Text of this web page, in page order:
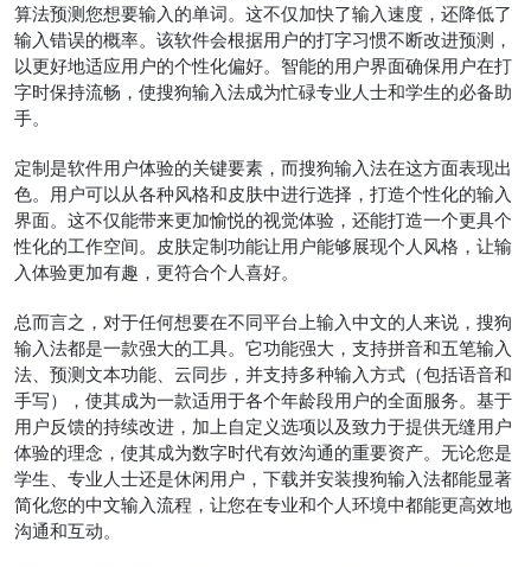
算法预测您想要输入的单词。这不仅加快了输入速度，还降低了
输入错误的概率。该软件会根据用户的打字习惯不断改进预测，
以更好地适应用户的个性化偏好。智能的用户界面确保用户在打
字时保持流畅，使搜狗输入法成为忙碌专业人士和学生的必备助
手。
定制是软件用户体验的关键要素，而搜狗输入法在这方面表现出
色。用户可以从各种风格和皮肤中进行选择，打造个性化的输入
界面。这不仅能带来更加愉悦的视觉体验，还能打造一个更具个
性化的工作空间。皮肤定制功能让用户能够展现个人风格，让输
入体验更加有趣，更符合个人喜好。
总而言之，对于任何想要在不同平台上输入中文的人来说，搜狗
输入法都是一款强大的工具。它功能强大，支持拼音和五笔输入
法、预测文本功能、云同步，并支持多种输入方式（包括语音和
手写），使其成为一款适用于各个年龄段用户的全面服务。基于
用户反馈的持续改进，加上自定义选项以及致力于提供无缝用户
体验的理念，使其成为数字时代有效沟通的重要资产。无论您是
学生、专业人士还是休闲用户，下载并安装搜狗输入法都能显著
简化您的中文输入流程，让您在专业和个人环境中都能更高效地
沟通和互动。